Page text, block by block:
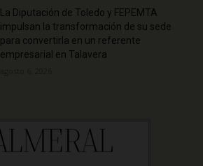
La Diputación de Toledo y FEPEMTA
impulsan la transformación de su sede
para convertirla en un referente
empresarial en Talavera